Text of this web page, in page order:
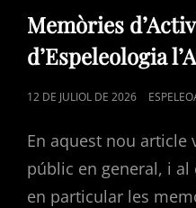
LINKS
Memòries
d’Espeleologia
POSTED
12 DE JULIOL DE 2026
En aquest nou article
públic en general, i al
en particular les